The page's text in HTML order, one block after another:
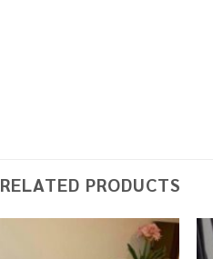
RELATED PRODUCTS